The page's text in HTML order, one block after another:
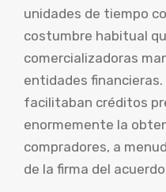
unidades de tiempo
costumbre habitual
comercializadoras
entidades
facilitaban créditos
enormemente la
compradores, a
de la firma del